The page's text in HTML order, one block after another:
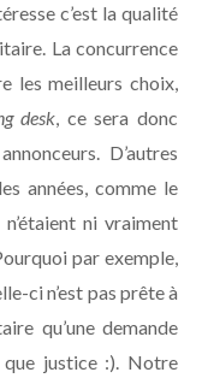
c’est la qualité
La concurrence
les meilleurs choix,
desk, ce sera donc
D’autres
années, comme le
n’étaient ni vraiment
par exemple,
ci n’est pas prête à
qu’une demande
que justice :). Notre